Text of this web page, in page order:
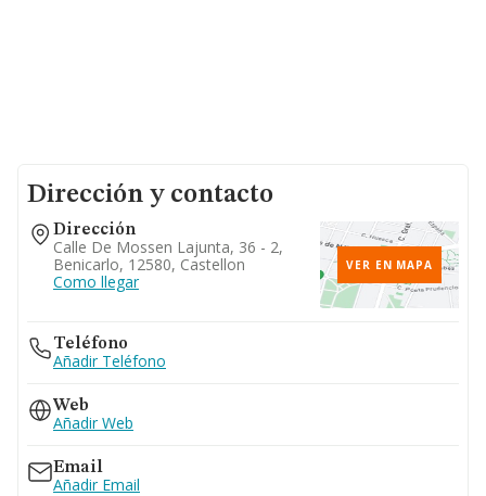
Dirección y contacto
Dirección
Calle De Mossen Lajunta, 36 - 2,
Benicarlo, 12580, Castellon
Como llegar
VER EN MAPA
Teléfono
Añadir Teléfono
Web
Añadir Web
Email
Añadir Email